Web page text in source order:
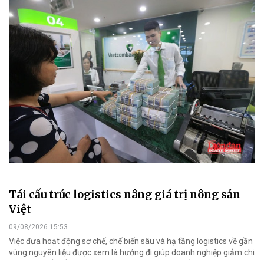
Tái cấu trúc logistics nâng giá trị nông sản
Việt
09/08/2026 15:53
Việc đưa hoạt động sơ chế, chế biến sâu và hạ tầng logistics về gần
vùng nguyên liệu được xem là hướng đi giúp doanh nghiệp giảm chi